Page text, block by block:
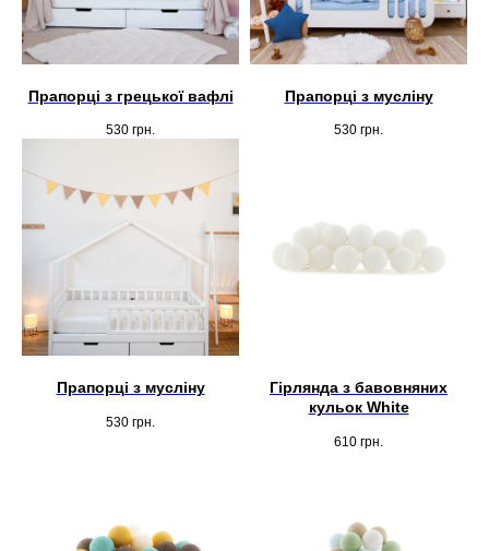
Прапорці з грецької вафлі
530 грн.
Прапорці з мусліну
530 грн.
Прапорці з мусліну
530 грн.
Гірлянда з бавовняних
кульок White
610 грн.